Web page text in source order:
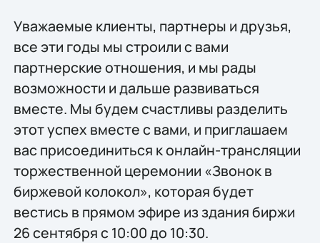
Уважаемые клиенты, партнеры и друзья,
все эти годы мы строили с вами
партнерские отношения, и мы рады
возможности и дальше развиваться
вместе. Мы будем счастливы разделить
этот успех вместе с вами, и приглашаем
вас присоединиться к онлайн-трансляции
торжественной церемонии «Звонок в
биржевой колокол», которая будет
вестись в прямом эфире из здания биржи
26 сентября с 10:00 до 10:30.